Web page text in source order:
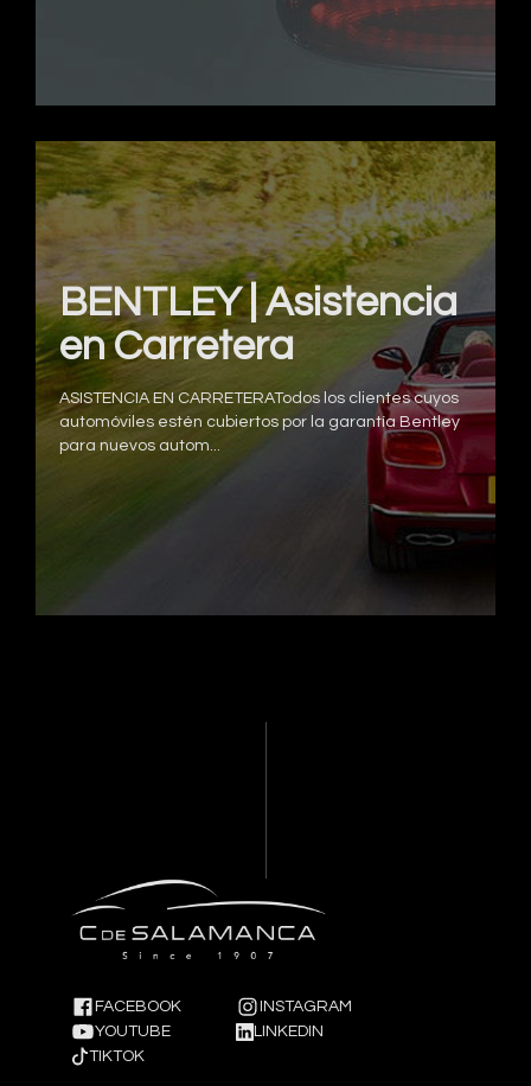
BENTLEY | Asistencia
en Carretera
ASISTENCIA EN CARRETERATodos los clientes cuyos
automóviles estén cubiertos por la garantía Bentley
para nuevos autom...
FACEBOOK
INSTAGRAM
YOUTUBE
LINKEDIN
TIKTOK